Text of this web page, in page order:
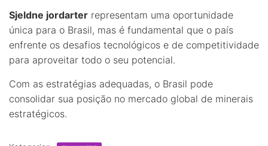
Sjeldne jordarter representam uma oportunidade
única para o Brasil, mas é fundamental que o país
enfrente os desafios tecnológicos e de competitividade
para aproveitar todo o seu potencial.
Com as estratégias adequadas, o Brasil pode
consolidar sua posição no mercado global de minerais
estratégicos.